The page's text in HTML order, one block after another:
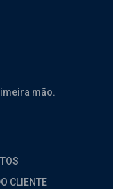
mão.
CLIENTE